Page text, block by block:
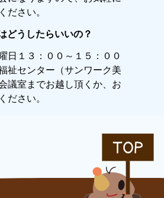
ださい。
どうしたらいいの？
日１３：００～１５：００
祉センター（サンワーク美
議室までお越し頂くか、お
ださい。
TOP